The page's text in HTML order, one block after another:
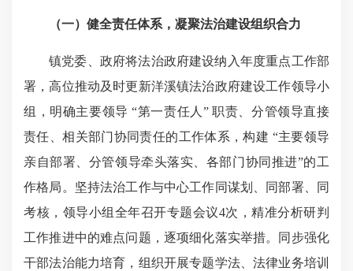
（一）健全责任体系，凝聚法治建设组织合力
镇党委、政府将法治政府建设纳入年度重点工作部
署，高位推动及时更新洋溪镇法治政府建设工作领导小
组，明确主要领导 “第一责任人” 职责、分管领导直接
责任、相关部门协同责任的工作体系，构建 “主要领导
亲自部署、分管领导牵头落实、各部门协同推进”的工
作格局。坚持法治工作与中心工作同谋划、同部署、同
考核，领导小组全年召开专题会议4次，精准分析研判
工作推进中的难点问题，逐项细化落实举措。同步强化
干部法治能力培育，组织开展专题学法、法律业务培训